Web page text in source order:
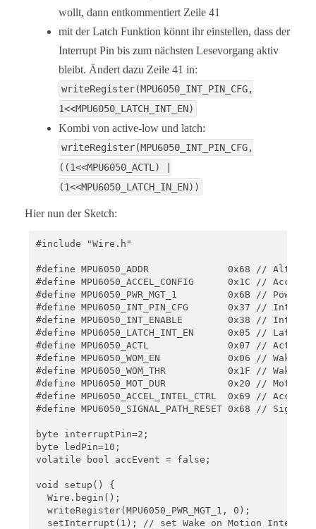
wollt, dann entkommentiert Zeile 41
mit der Latch Funktion könnt ihr einstellen, dass der
Interrupt Pin bis zum nächsten Lesevorgang aktiv
bleibt. Ändert dazu Zeile 41 in:
writeRegister(MPU6050_INT_PIN_CFG,
1<<MPU6050_LATCH_INT_EN)
Kombi von active-low und latch:
writeRegister(MPU6050_INT_PIN_CFG,
((1<<MPU6050_ACTL) |
(1<<MPU6050_LATCH_IN_EN))
Hier nun der Sketch:
#include "Wire.h"
#define MPU6050_ADDR              0x68 //
#define MPU6050_ACCEL_CONFIG      0x1C //
#define MPU6050_PWR_MGT_1         0x6B // Power
#define MPU6050_INT_PIN_CFG       0x37 //
#define MPU6050_INT_ENABLE        0x38 //
#define MPU6050_LATCH_INT_EN      0x05 //
#define MPU6050_ACTL              0x07 // Active-
#define MPU6050_WOM_EN            0x06 // Wake
#define MPU6050_WOM_THR           0x1F // Wake
#define MPU6050_MOT_DUR           0x20 //
#define MPU6050_ACCEL_INTEL_CTRL  0x69 //
#define MPU6050_SIGNAL_PATH_RESET 0x68 //
byte interruptPin=2;
byte ledPin=10;
volatile bool accEvent = false;
void setup() {
  Wire.begin();
  writeRegister(MPU6050_PWR_MGT_1, 0);
setInterrupt(1); // set Wake on Motion